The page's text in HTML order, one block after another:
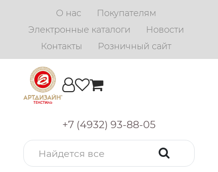
О нас
Покупателям
Электронные каталоги
Новости
Контакты
Розничный сайт
+7 (4932) 93-88-05